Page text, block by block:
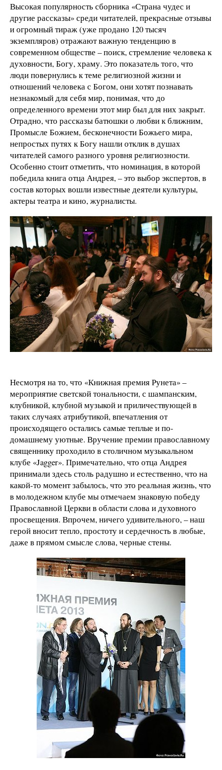
Высокая популярность сборника «Страна чудес и
другие рассказы» среди читателей, прекрасные отзывы
и огромный тираж (уже продано 120 тысяч
экземпляров) отражают важную тенденцию в
современном обществе – поиск, стремление человека к
духовности, Богу, храму. Это показатель того, что
люди повернулись к теме религиозной жизни и
отношений человека с Богом, они хотят познавать
незнакомый для себя мир, понимая, что до
определенного времени этот мир был для них закрыт.
Отрадно, что рассказы батюшки о любви к ближним,
Промысле Божием, бесконечности Божьего мира,
непростых путях к Богу нашли отклик в душах
читателей самого разного уровня религиозности.
Особенно стоит отметить, что номинация, в которой
победила книга отца Андрея, – это выбор экспертов, в
состав которых вошли известные деятели культуры,
актеры театра и кино, журналисты.
Несмотря на то, что «Книжная премия Рунета» –
мероприятие светской тональности, с шампанским,
клубникой, клубной музыкой и приличествующей в
таких случаях атрибутикой, впечатления от
происходящего остались самые теплые и по-
домашнему уютные. Вручение премии православному
священнику проходило в столичном музыкальном
клубе «Jagger». Примечательно, что отца Андрея
принимали здесь столь радушно и естественно, что на
какой-то момент забылось, что это реальная жизнь, что
в молодежном клубе мы отмечаем знаковую победу
Православной Церкви в области слова и духовного
просвещения. Впрочем, ничего удивительного, – наш
герой вносит тепло, простоту и сердечность в любые,
даже в прямом смысле слова, черные стены.